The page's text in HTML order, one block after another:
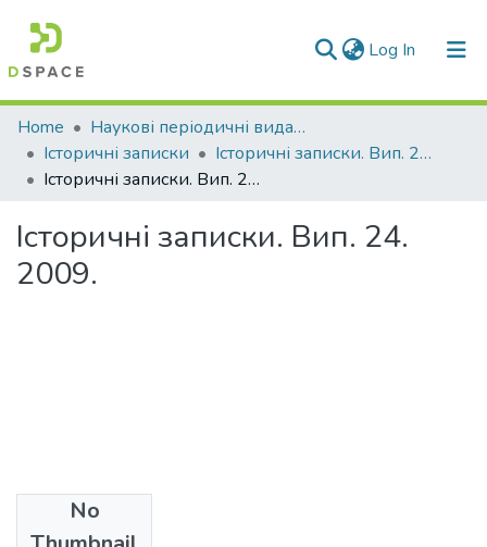
Log In (current)
Communities & Collections
All of DSpace
Home
Наукові періодичні видання СНУ ім. В. Даля
Історичні записки
Історичні записки. Вип. 24. 2009 р.
Історичні записки. Вип. 24. 2009.
Історичні записки. Вип. 24.
2009.
No